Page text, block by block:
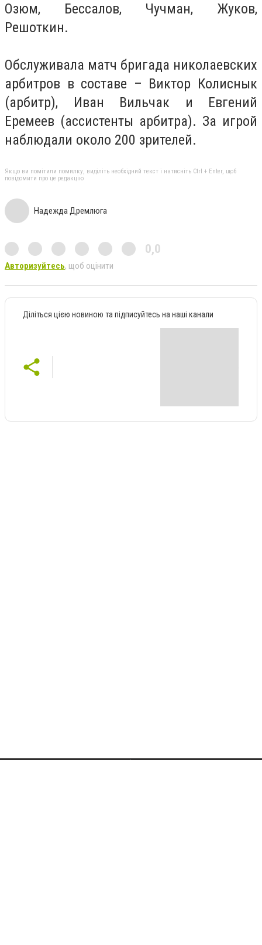
Озюм, Бессалов, Чучман, Жуков,
Решоткин.
Обслуживала матч бригада николаевских
арбитров в составе – Виктор Колиснык
(арбитр), Иван Вильчак и Евгений
Еремеев (ассистенты арбитра). За игрой
наблюдали около 200 зрителей.
Якщо ви помітили помилку, виділіть необхідний текст і натисніть Ctrl + Enter, щоб
повідомити про це редакцію
Надежда Дремлюга
0,0
Авторизуйтесь, щоб оцінити
Діліться цією новиною та підписуйтесь на наші канали